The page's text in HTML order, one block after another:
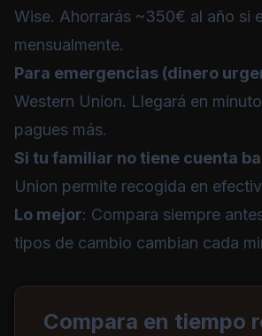
Wise. Ahorrarás ~350€ al año si
mensualmente.
Para emergencias (dinero
Western Union. Llegará en
pagues más.
Si tu familiar no tiene cuenta
Union permite recogida en
Lo mejor: Compara siempre
tipos de cambio cambian cada
Compara en tiempo